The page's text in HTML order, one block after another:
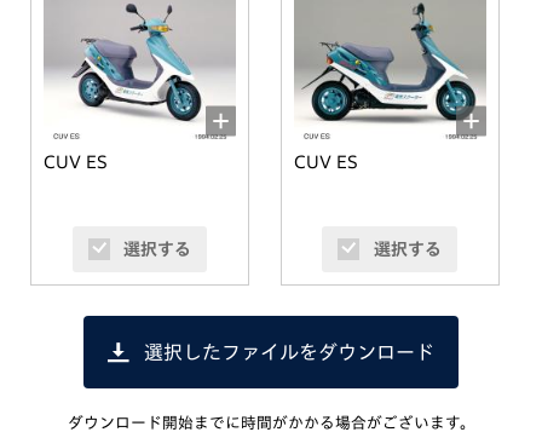
CUV ES
選択する
CUV ES
選択する
選択したファイルをダウンロード
ダウンロード開始までに時間がかかる場合がございます。